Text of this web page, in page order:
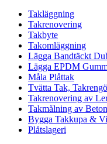
Takläggning
Takrenovering
Takbyte
Takomläggning
Lägga Bandtäckt
Lägga EPDM
Måla Plåttak
Tvätta Tak,
Takrenovering av
Takmålning av
Bygga Takkupa &
Plåtslageri